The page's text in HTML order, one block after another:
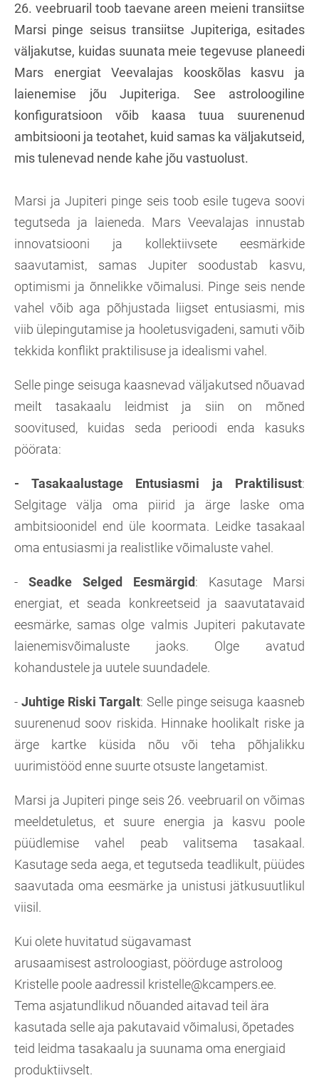
26. veebruaril toob taevane areen meieni transiitse
Marsi pinge seisus transiitse Jupiteriga, esitades
väljakutse, kuidas suunata meie tegevuse planeedi
Mars energiat Veevalajas kooskõlas kasvu ja
laienemise jõu Jupiteriga. See astroloogiline
konfiguratsioon võib kaasa tuua suurenenud
ambitsiooni ja teotahet, kuid samas ka väljakutseid,
mis tulenevad nende kahe jõu vastuolust.
Marsi ja Jupiteri pinge seis toob esile tugeva soovi
tegutseda ja laieneda. Mars Veevalajas innustab
innovatsiooni ja kollektiivsete eesmärkide
saavutamist, samas Jupiter soodustab kasvu,
optimismi ja õnnelikke võimalusi. Pinge seis nende
vahel võib aga põhjustada liigset entusiasmi, mis
viib ülepingutamise ja hooletusvigadeni, samuti võib
tekkida konflikt praktilisuse ja idealismi vahel.
Selle pinge seisuga kaasnevad väljakutsed nõuavad
meilt tasakaalu leidmist ja siin on mõned
soovitused, kuidas seda perioodi enda kasuks
pöörata:
- Tasakaalustage Entusiasmi ja Praktilisust:
Selgitage välja oma piirid ja ärge laske oma
ambitsioonidel end üle koormata. Leidke tasakaal
oma entusiasmi ja realistlike võimaluste vahel.
- Seadke Selged Eesmärgid: Kasutage Marsi
energiat, et seada konkreetseid ja saavutatavaid
eesmärke, samas olge valmis Jupiteri pakutavate
laienemisvõimaluste jaoks. Olge avatud
kohandustele ja uutele suundadele.
- Juhtige Riski Targalt: Selle pinge seisuga kaasneb
suurenenud soov riskida. Hinnake hoolikalt riske ja
ärge kartke küsida nõu või teha põhjalikku
uurimistööd enne suurte otsuste langetamist.
Marsi ja Jupiteri pinge seis 26. veebruaril on võimas
meeldetuletus, et suure energia ja kasvu poole
püüdlemise vahel peab valitsema tasakaal.
Kasutage seda aega, et tegutseda teadlikult, püüdes
saavutada oma eesmärke ja unistusi jätkusuutlikul
viisil.
Kui olete huvitatud sügavamast
arusaamisest astroloogiast, pöörduge astroloog
Kristelle poole aadressil kristelle@kcampers.ee.
Tema asjatundlikud nõuanded aitavad teil ära
kasutada selle aja pakutavaid võimalusi, õpetades
teid leidma tasakaalu ja suunama oma energiaid
produktiivselt.